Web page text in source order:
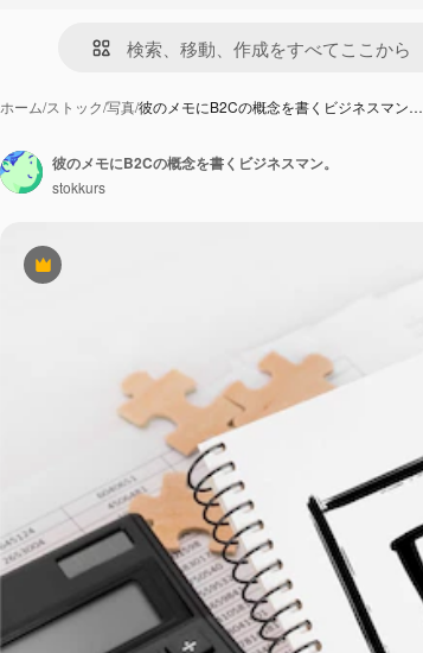
ホーム/ストック/写真/彼のメモにB2Cの概念を書くビジネスマン…
Premium
彼のメモにB2Cの概念を書くビジネスマン。
stokkurs